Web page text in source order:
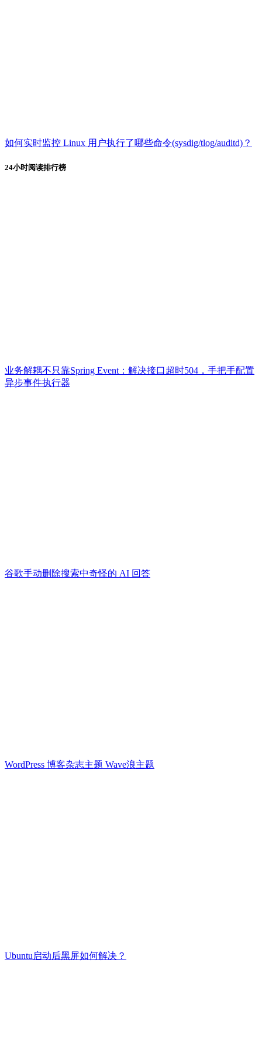
如何实时监控 Linux 用户执行了哪些命令(sysdig/tlog/auditd)？
24小时阅读排行榜
业务解耦不只靠Spring Event：解决接口超时504，手把手配置
异步事件执行器
谷歌手动删除搜索中奇怪的 AI 回答
WordPress 博客杂志主题 Wave浪主题
Ubuntu启动后黑屏如何解决？